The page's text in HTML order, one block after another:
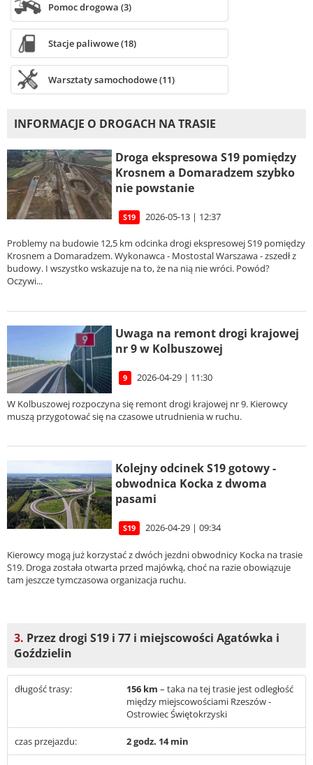
Pomoc drogowa (3)
Stacje paliwowe (18)
Warsztaty samochodowe (11)
INFORMACJE O DROGACH NA TRASIE
Droga ekspresowa S19 pomiędzy
Krosnem a Domaradzem szybko
nie powstanie
S19 2026-05-13 | 12:37
Problemy na budowie 12,5 km odcinka drogi ekspresowej S19 pomiędzy
Krosnem a Domaradzem. Wykonawca - Mostostal Warszawa - zszedł z
budowy. I wszystko wskazuje na to, że na nią nie wróci. Powód?
Oczywi...
Uwaga na remont drogi krajowej
nr 9 w Kolbuszowej
9 2026-04-29 | 11:30
W Kolbuszowej rozpoczyna się remont drogi krajowej nr 9. Kierowcy
muszą przygotować się na czasowe utrudnienia w ruchu.
Kolejny odcinek S19 gotowy -
obwodnica Kocka z dwoma
pasami
S19 2026-04-29 | 09:34
Kierowcy mogą już korzystać z dwóch jezdni obwodnicy Kocka na trasie
S19. Droga została otwarta przed majówką, choć na razie obowiązuje
tam jeszcze tymczasowa organizacja ruchu.
3. Przez drogi S19 i 77 i miejscowości Agatówka i
Goździelin
długość trasy: 156 km – taka na tej trasie jest odległość
między miejscowościami Rzeszów -
Ostrowiec Świętokrzyski
czas przejazdu: 2 godz. 14 min